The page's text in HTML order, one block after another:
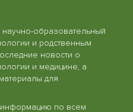
образовательный
и родственным
новости о
и медицине, а
для
информацию по всем